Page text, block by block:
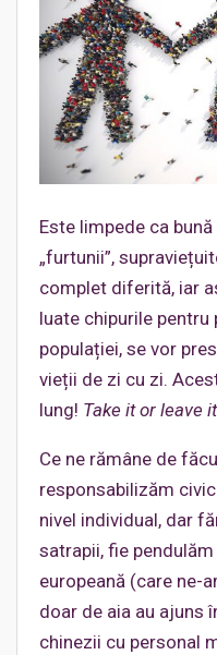
Este limpede ca
„furtunii”,
complet diferită, iar
luate chipurile
populației, se vor
vieții de zi cu zi.
lung! Take it or leave
Ce ne rămâne de
responsabilizăm
nivel individual, dar
satrapii, fie
europeană (care ne-
doar de aia au ajuns
chinezii cu personal